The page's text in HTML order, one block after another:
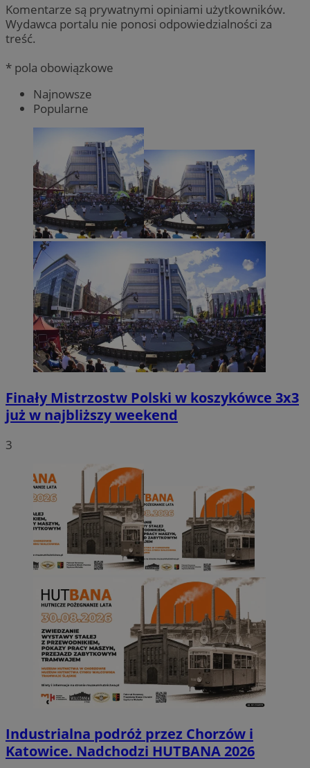
Komentarze są prywatnymi opiniami użytkowników.
Wydawca portalu nie ponosi odpowiedzialności za
treść.
* pola obowiązkowe
Najnowsze
Popularne
Finały Mistrzostw Polski w koszykówce 3x3
już w najbliższy weekend
3
Industrialna podróż przez Chorzów i
Katowice. Nadchodzi HUTBANA 2026